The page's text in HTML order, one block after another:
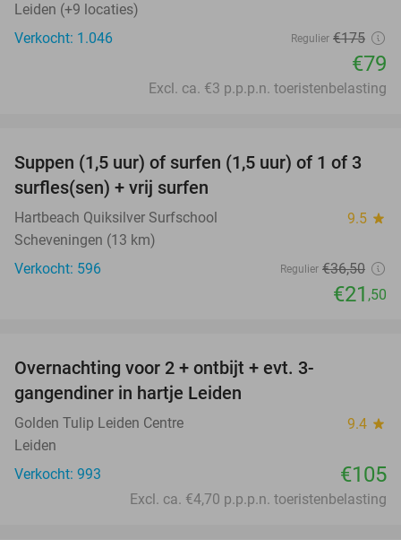
Leiden (+9 locaties)
Verkocht: 1.046
Regulier €175
€79
Excl. ca. €3 p.p.p.n. toeristenbelasting
41%
Suppen (1,5 uur) of surfen (1,5 uur) of 1 of 3
surfles(sen) + vrij surfen
Hartbeach Quiksilver Surfschool 9.5 star
Scheveningen (13 km)
Verkocht: 596
Regulier €36,50
€21 ,50
Overnachting voor 2 + ontbijt + evt. 3-
gangendiner in hartje Leiden
Golden Tulip Leiden Centre 9.4 star
Leiden
Verkocht: 993
€105
Excl. ca. €4,70 p.p.p.n. toeristenbelasting